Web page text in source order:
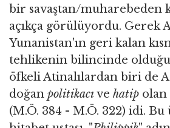
bir savaştan/muharebeden
açıkça görülüyordu. Gerek
Yunanistan'ın geri kalan
tehlikenin bilincinde
öfkeli Atinalılardan biri de
doğan politikacıve hatip olan
(M.Ö. 384 - M.Ö. 322) idi.